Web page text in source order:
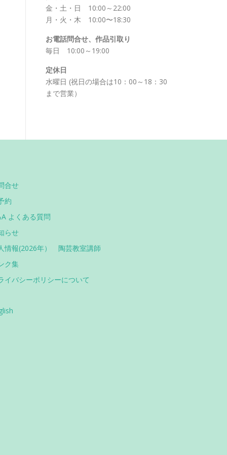
金・土・日 10:00～22:00
月・火・木 10:00〜18:30
お電話問合せ、作品引取り
毎日 10:00～19:00
定休日
水曜日 (祝日の場合は10：00～18：30
まで営業）
合せ
約
よくある質問
らせ
情報(2026年） 陶芸教室講師
ク集
イバシーポリシーについて